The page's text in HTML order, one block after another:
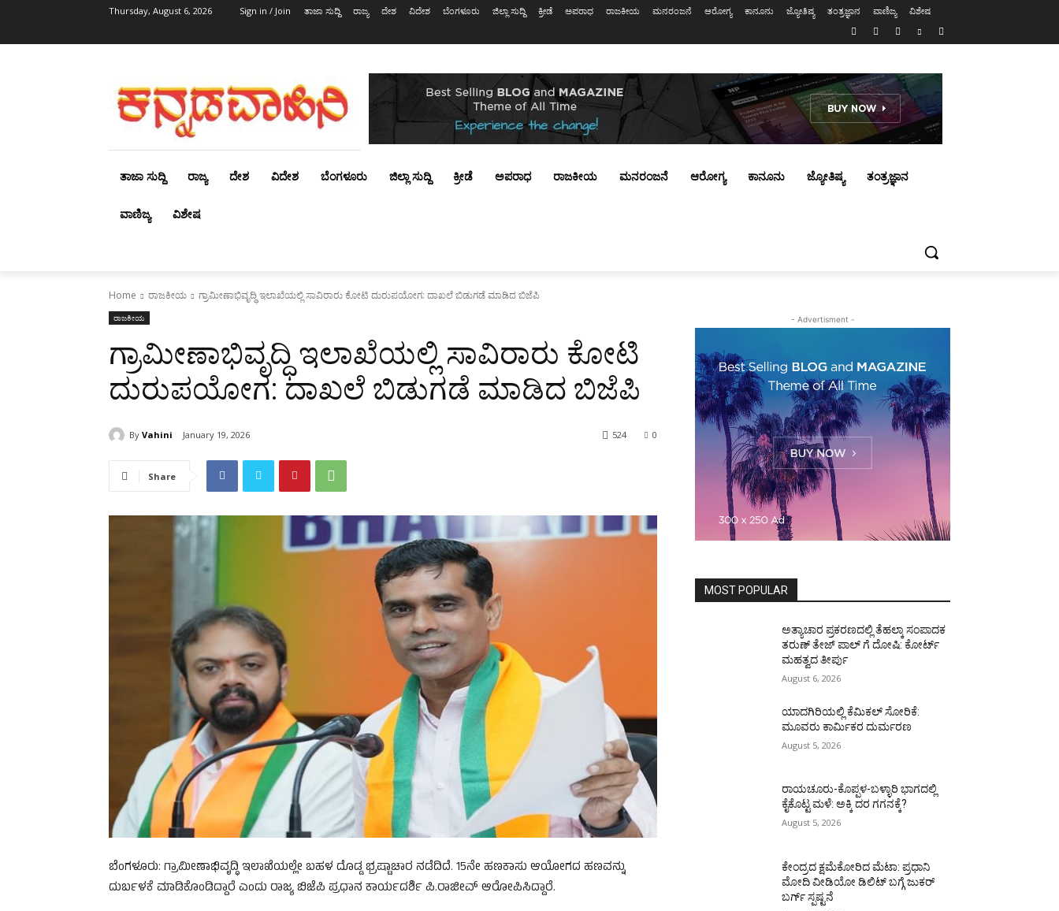
Thursday, August 6, 2026 Sign in / Join ತಾಜಾ ಸುದ್ದಿ ರಾಜ್ಯ ದೇಶ ವಿದೇಶ ಬೆಂಗಳೂರು ಜಿಲ್ಲಾ ಸುದ್ದಿ ಕ್ರೀಡೆ ಅಪರಾಧ ರಾಜಕೀಯ ಮನರಂಜನೆ ಆರೋಗ್ಯ ಕಾನೂನು ಜ್ಯೋತಿಷ್ಯ ತಂತ್ರಜ್ಞಾನ ವಾಣಿಜ್ಯ ವಿಶೇಷ
ತಾಜಾ ಸುದ್ದಿ ರಾಜ್ಯ ದೇಶ ವಿದೇಶ ಬೆಂಗಳೂರು ಜಿಲ್ಲಾ ಸುದ್ದಿ ಕ್ರೀಡೆ ಅಪರಾಧ ರಾಜಕೀಯ ಮನರಂಜನೆ ಆರೋಗ್ಯ ಕಾನೂನು ಜ್ಯೋತಿಷ್ಯ ತಂತ್ರಜ್ಞಾನ
ವಾಣಿಜ್ಯ ವಿಶೇಷ
Home ರಾಜಕೀಯ ಗ್ರಾಮೀಣಾಭಿವೃದ್ಧಿ ಇಲಾಖೆಯಲ್ಲಿ ಸಾವಿರಾರು ಕೋಟಿ ದುರುಪಯೋಗ: ದಾಖಲೆ ಬಿಡುಗಡೆ ಮಾಡಿದ ಬಿಜೆಪಿ
ರಾಜಕೀಯ
ಗ್ರಾಮೀಣಾಭಿವೃದ್ಧಿ ಇಲಾಖೆಯಲ್ಲಿ ಸಾವಿರಾರು ಕೋಟಿ
ದುರುಪಯೋಗ: ದಾಖಲೆ ಬಿಡುಗಡೆ ಮಾಡಿದ ಬಿಜೆಪಿ
By Vahini January 19, 2026 0
524
Share
ಬೆಂಗಳೂರು: ಗ್ರಾಮೀಣಾಭಿವೃದ್ಧಿ ಇಲಾಖೆಯಲ್ಲೇ ಬಹಳ ದೊಡ್ಡ ಭ್ರಷ್ಟಾಚಾರ ನಡೆದಿದೆ. 15ನೇ ಹಣಕಾಸು ಆಯೋಗದ ಹಣವನ್ನು
ದುರ್ಬಳಕೆ ಮಾಡಿಕೊಂಡಿದ್ದಾರೆ ಎಂದು ರಾಜ್ಯ ಬಿಜೆಪಿ ಪ್ರಧಾನ ಕಾರ್ಯದರ್ಶಿ ಪಿ.ರಾಜೀವ್ ಆರೋಪಿಸಿದ್ದಾರೆ.
- Advertisment -
MOST POPULAR
ಅತ್ಯಾಚಾರ ಪ್ರಕರಣದಲ್ಲಿ ತೆಹಲ್ಕಾ ಸಂಪಾದಕ
ತರುಣ್‌ ತೇಜ್‌ ಪಾಲ್‌ ಗೆ ದೋಷಿ: ಕೋರ್ಟ್‌
ಮಹತ್ವದ ತೀರ್ಪು
August 6, 2026
ಯಾದಗಿರಿಯಲ್ಲಿ ಕೆಮಿಕಲ್ ಸೋರಿಕೆ:
ಮೂವರು ಕಾರ್ಮಿಕರ ದುರ್ಮರಣ
August 5, 2026
ರಾಯಚೂರು-ಕೊಪ್ಪಳ-ಬಳ್ಳಾರಿ ಭಾಗದಲ್ಲಿ
ಕೈಕೊಟ್ಟ ಮಳೆ: ಅಕ್ಕಿ ದರ ಗಗನಕ್ಕೆ?
August 5, 2026
ಕೇಂದ್ರದ ಕ್ಷಮೆಕೋರಿದ ಮೆಟಾ: ಪ್ರಧಾನಿ
ಮೋದಿ ವೀಡಿಯೋ ಡಿಲಿಟ್ ಬಗ್ಗೆ ಜುಕರ್
ಬರ್ಗ್ ಸ್ಪಷ್ಟನೆ